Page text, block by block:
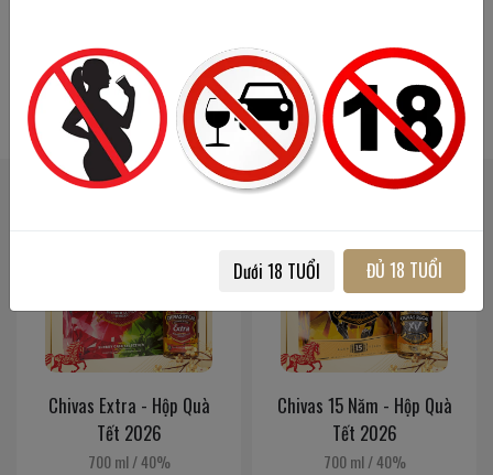
SẢN PHẨM LIÊN QUAN SẢN PHẨM ĐÃ XEM
Chivas Extra - Hộp Quà
Tết 2026
700 ml/40%
Chivas 15 Năm - Hộp Quà
Tết 2026
700 ml/40%
Dưới 18 TUỔI ĐỦ 18 TUỔI